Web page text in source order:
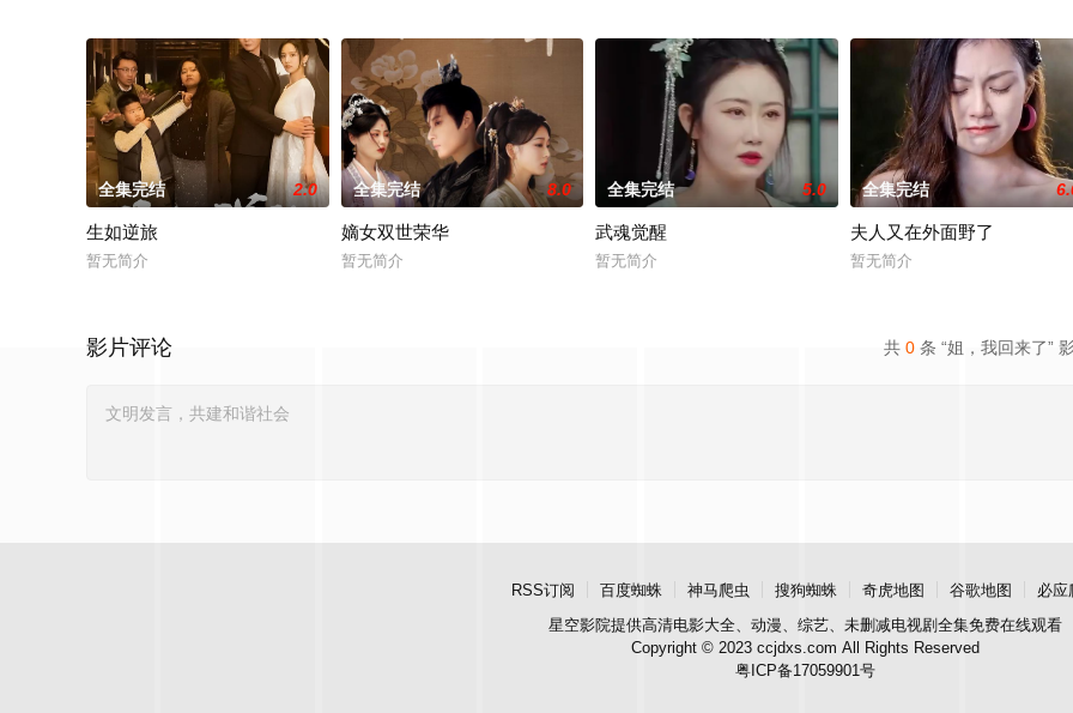
全集完结 2.0
生如逆旅
暂无简介
全集完结 8.0
嫡女双世荣华
暂无简介
全集完结 5.0
武魂觉醒
暂无简介
全集完结
夫人又在外面野了
暂无简介
共 0 条 “姐，我回来了”
影片评论
RSS订阅 百度蜘蛛 神马爬虫 搜狗蜘蛛 奇虎地图 谷歌地图
必应
星空影院提供高清电影大全、动漫、综艺、未删减电视剧全集免费在线观看
Copyright © 2023 ccjdxs.com All Rights Reserved
粤ICP备17059901号